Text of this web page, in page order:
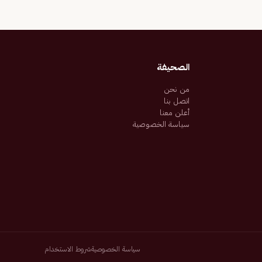
الصحيفة
من نحن
اتصل بنا
أعلن معنا
سياسة الخصوصية
سياسة الخصوصيةشروط الاستخدام